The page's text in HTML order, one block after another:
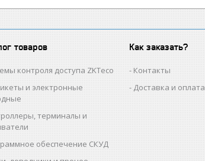
товаров
контроля доступа ZKTeco
и электронные
терминалы и
обеспечение СКУД
Как заказать?
Контакты
Доставка и оплата